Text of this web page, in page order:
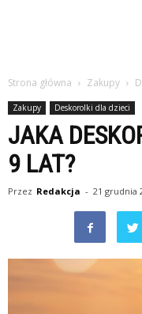
Strona główna Zakupy
Zakupy Deskorolki dla dzieci
JAKA
9 LAT?
Przez Redakcja - 21 grudnia